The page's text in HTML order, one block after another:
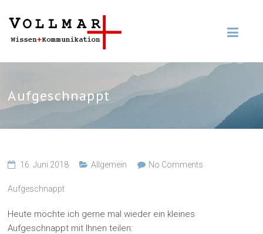
Aufgeschnappt
16. Juni 2018 Allgemein No Comments
Aufgeschnappt
Heute möchte ich gerne mal wieder ein kleines
Aufgeschnappt mit Ihnen teilen: